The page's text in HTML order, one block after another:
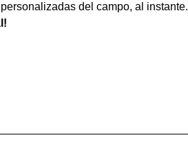
del campo, al instante.